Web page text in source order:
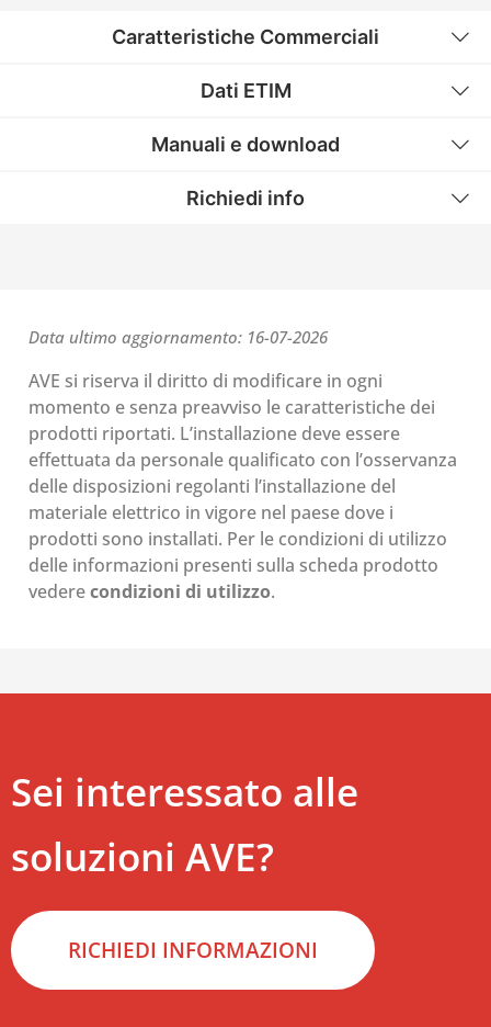
Caratteristiche Commerciali
Dati ETIM
Manuali e download
Richiedi info
Data ultimo aggiornamento: 16-07-2026
AVE si riserva il diritto di modificare in ogni
momento e senza preavviso le caratteristiche dei
prodotti riportati. L’installazione deve essere
effettuata da personale qualificato con l’osservanza
delle disposizioni regolanti l’installazione del
materiale elettrico in vigore nel paese dove i
prodotti sono installati. Per le condizioni di utilizzo
delle informazioni presenti sulla scheda prodotto
vederecondizioni di utilizzo.
Sei interessato alle
soluzioni AVE?
RICHIEDI INFORMAZIONI